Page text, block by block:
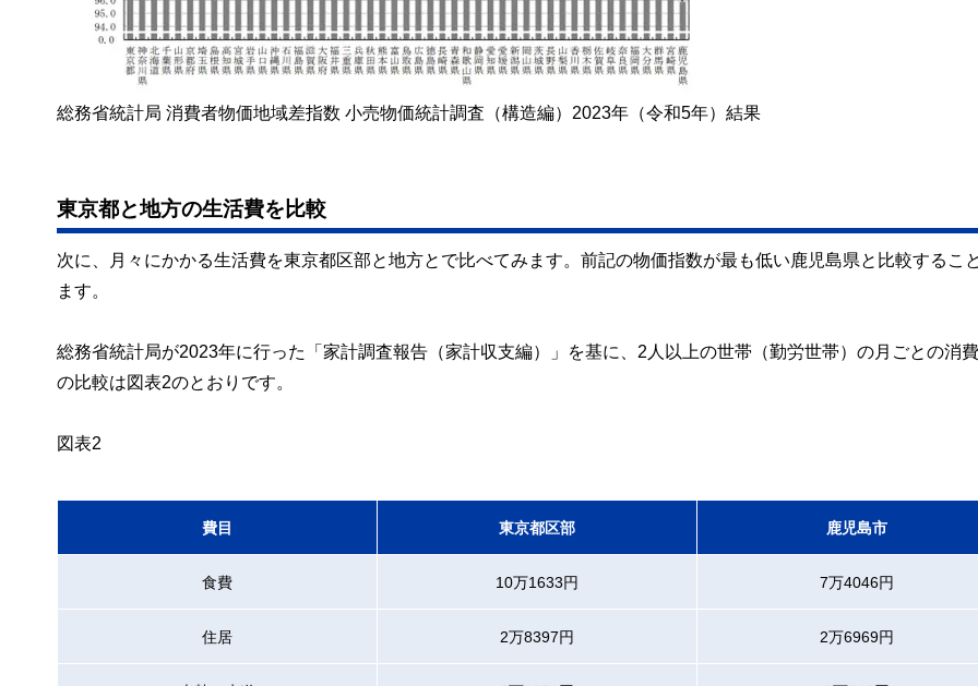
総務省統計局 消費者物価地域差指数 小売物価統計調査（構造編）2023年（令和5年）結果
東京都と地方の生活費を比較
次に、月々にかかる生活費を東京都区部と地方とで比べてみます。前記の物価指数が最も低い鹿児島県と比較するこ
ます。
総務省統計局が2023年に行った「家計調査報告（家計収支編）」を基に、2人以上の世帯（勤労世帯）の月ごとの消
の比較は図表2のとおりです。
図表2
費目 東京都区部 鹿児島市
食費 10万1633円 7万4046円
住居 2万8397円 2万6969円